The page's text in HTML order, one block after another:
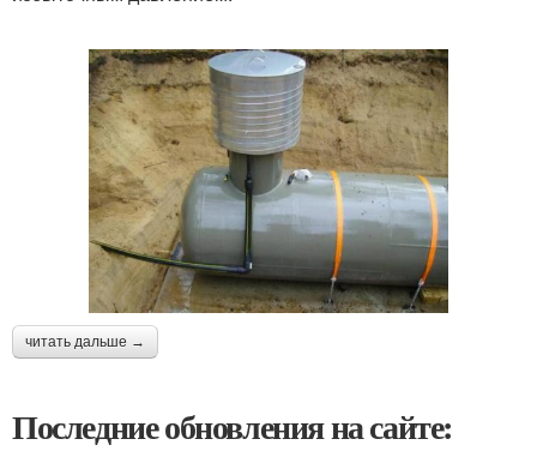
читать дальше →
Последние обновления на сайте: